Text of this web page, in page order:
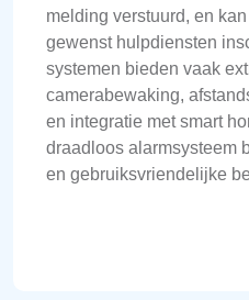
melding verstuurd, en
gewenst hulpdiensten
systemen bieden vaak
camerabewaking,
en integratie met smart
draadloos alarmsysteem
en gebruiksvriendelijke